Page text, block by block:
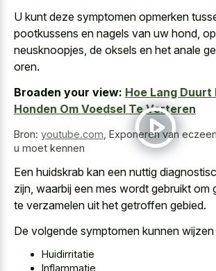
U kunt deze symptomen opmerken
pootkussens en nagels van uw hond,
neusknoopjes, de oksels en het anale
oren.
Broaden your view: Hoe Lang Duurt
Honden Om Voedsel Te Verteren
Bron: youtube.com Exponeren van
u moet kennen
Een huidskrab kan een nuttig
zijn, waarbij een mes wordt gebruikt om
te verzamelen uit het getroffen gebied.
De volgende symptomen kunnen
Huidirritatie
Inflammatie